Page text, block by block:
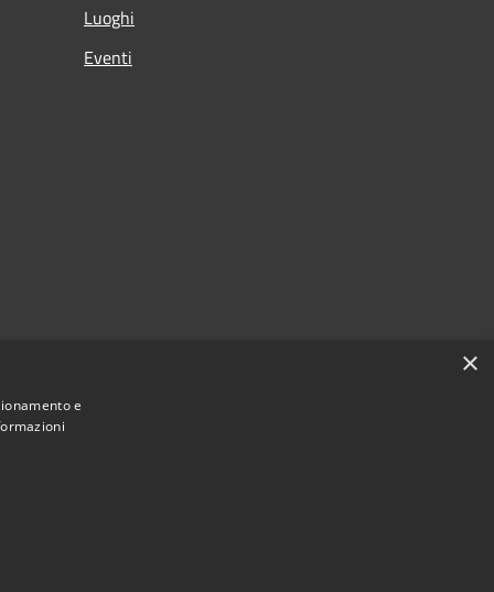
Luoghi
Eventi
×
e